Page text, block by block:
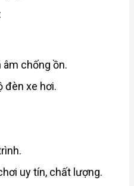
chống ồn.
đèn xe hơi.
uy tín, chất lượng.